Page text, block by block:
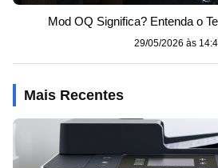
Mod OQ Significa? Entenda o
29/05/2026 às
Mais Recentes